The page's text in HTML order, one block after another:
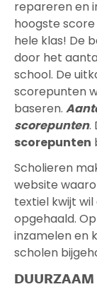
repareren en
hoogste
hele klas! De
door het
school. De
scorepunten
baseren.
scorepunten.
scorepunten
Scholieren
website
textiel kwijt
opgehaald.
inzamelen en
scholen